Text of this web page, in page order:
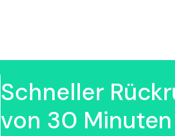
Schneller
von 30